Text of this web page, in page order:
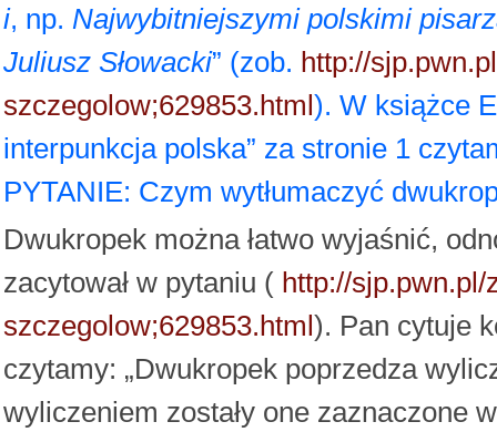
i, np. Najwybitniejszymi polskimi
Juliusz Słowacki” (zob. http://
szczegolow;629853.html). W książce
interpunkcja polska” za stronie 1
PYTANIE: Czym wytłumaczyć
Dwukropek można łatwo wyjaśnić,
zacytował w pytaniu ( http://
szczegolow;629853.html). Pan cytuje
czytamy: „Dwukropek poprzedza
wyliczeniem zostały one zaznaczone